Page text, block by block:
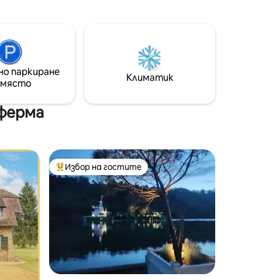
на
приветствам в друга къща на две
минути от тази, която можете да
намерите на сайта на името на
паркиране
място
Климатик
Най-популярен избор на гостите
Избор на гостите